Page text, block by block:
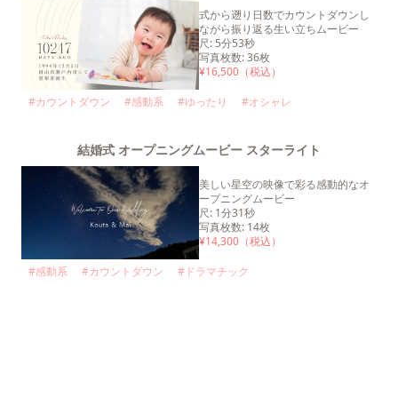
式から遡り日数でカウントダウンし
ながら振り返る生い立ちムービー
尺: 5分53秒
写真枚数:36枚
¥16,500 （税込）
#カウントダウン #感動系 #ゆったり #オシャレ
結婚式 オープニングムービー スターライト
美しい星空の映像で彩る感動的なオ
ープニングムービー
尺: 1分31秒
写真枚数: 14枚
¥14,300 （税込）
#感動系 #カウントダウン # ドラマチック